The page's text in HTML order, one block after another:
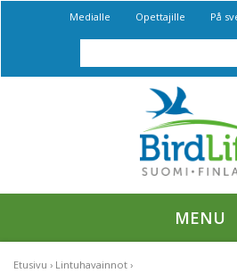
Medialle Opettajille På
MENU
Etusivu Lintuhavainnot